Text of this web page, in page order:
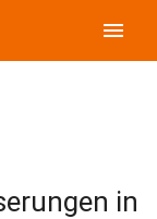
menu
in